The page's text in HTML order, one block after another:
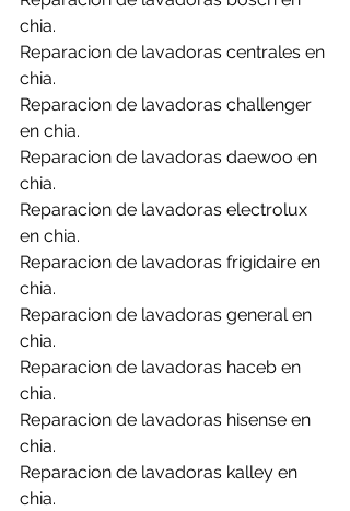
chia.
Reparacion de lavadoras centrales en
chia.
Reparacion de lavadoras challenger
en chia.
Reparacion de lavadoras daewoo en
chia.
Reparacion de lavadoras electrolux
en chia.
Reparacion de lavadoras frigidaire en
chia.
Reparacion de lavadoras general en
chia.
Reparacion de lavadoras haceb en
chia.
Reparacion de lavadoras hisense en
chia.
Reparacion de lavadoras kalley en
chia.